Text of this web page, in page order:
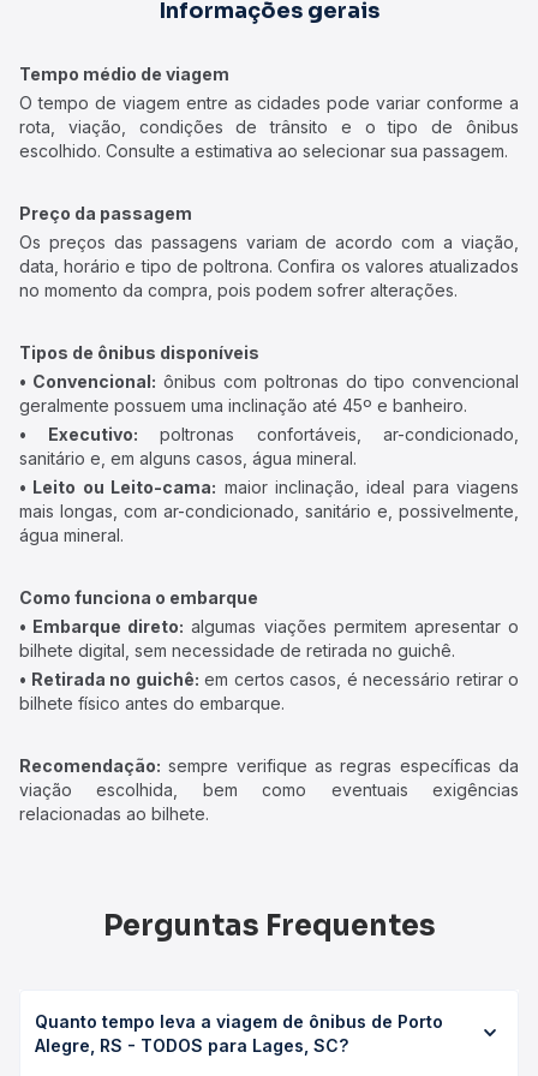
Informações gerais
Tempo médio de viagem
O tempo de viagem entre as cidades pode variar conforme a
rota, viação, condições de trânsito e o tipo de ônibus
escolhido. Consulte a estimativa ao selecionar sua passagem.
Preço da passagem
Os preços das passagens variam de acordo com a viação,
data, horário e tipo de poltrona. Confira os valores atualizados
no momento da compra, pois podem sofrer alterações.
Tipos de ônibus disponíveis
• Convencional: ônibus com poltronas do tipo convencional
geralmente possuem uma inclinação até 45º e banheiro.
• Executivo: poltronas confortáveis, ar-condicionado,
sanitário e, em alguns casos, água mineral.
• Leito ou Leito-cama: maior inclinação, ideal para viagens
mais longas, com ar-condicionado, sanitário e, possivelmente,
água mineral.
Como funciona o embarque
• Embarque direto: algumas viações permitem apresentar o
bilhete digital, sem necessidade de retirada no guichê.
• Retirada no guichê: em certos casos, é necessário retirar o
bilhete físico antes do embarque.
Recomendação: sempre verifique as regras específicas da
viação escolhida, bem como eventuais exigências
relacionadas ao bilhete.
Perguntas Frequentes
Quanto tempo leva a viagem de ônibus de Porto
Alegre, RS - TODOS para Lages, SC?